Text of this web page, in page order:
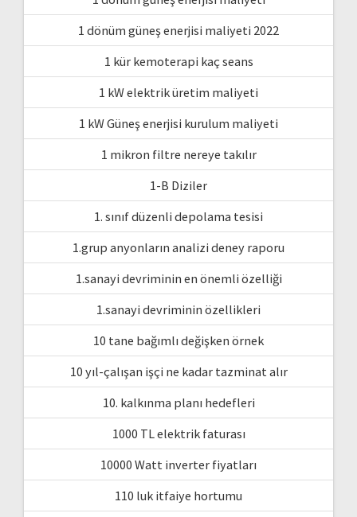
1 dönüm güneş enerjisi maliyeti 2022
1 kür kemoterapi kaç seans
1 kW elektrik üretim maliyeti
1 kW Güneş enerjisi kurulum maliyeti
1 mikron filtre nereye takılır
1-B Diziler
1. sınıf düzenli depolama tesisi
1.grup anyonların analizi deney raporu
1.sanayi devriminin en önemli özelliği
1.sanayi devriminin özellikleri
10 tane bağımlı değişken örnek
10 yıl-çalışan işçi ne kadar tazminat alır
10. kalkınma planı hedefleri
1000 TL elektrik faturası
10000 Watt inverter fiyatları
110 luk itfaiye hortumu